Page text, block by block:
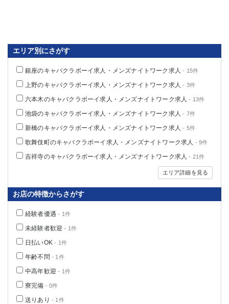
エリア別にさがす
銀座のキャバクラボーイ求人・メンズナイトワーク求人 - 15件
上野のキャバクラボーイ求人・メンズナイトワーク求人 - 3件
六本木のキャバクラボーイ求人・メンズナイトワーク求人 - 13件
池袋のキャバクラボーイ求人・メンズナイトワーク求人 - 7件
新橋のキャバクラボーイ求人・メンズナイトワーク求人 - 5件
歌舞伎町のキャバクラボーイ求人・メンズナイトワーク求人 - 9件
吉祥寺のキャバクラボーイ求人・メンズナイトワーク求人 - 21件
エリア詳細を見る
お店の特徴からさがす
経験者優遇 - 1件
未経験者歓迎 - 1件
日払いOK - 1件
年齢不問 - 1件
中高年歓迎 - 1件
寮完備 - 0件
送りあり - 1件
本厚木
武蔵小杉
橋本
小田原
横浜・桜木町
関内・馬車道・日ノ出町 武蔵新城
元住吉
茅ヶ崎
戸塚
たまプラーザ
大船
相模原
埼玉県
志木
草加
所沢
獨協大学前＜草加松原＞
春日部
蕨